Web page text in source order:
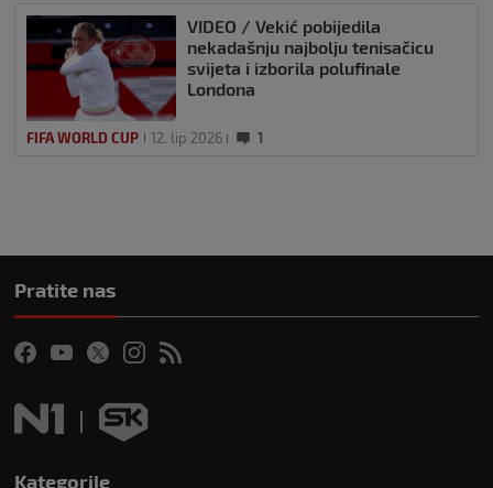
VIDEO / Vekić pobijedila
nekadašnju najbolju tenisačicu
svijeta i izborila polufinale
Londona
FIFA WORLD CUP 12. lip 2026 1
Pratite nas
Kategorije